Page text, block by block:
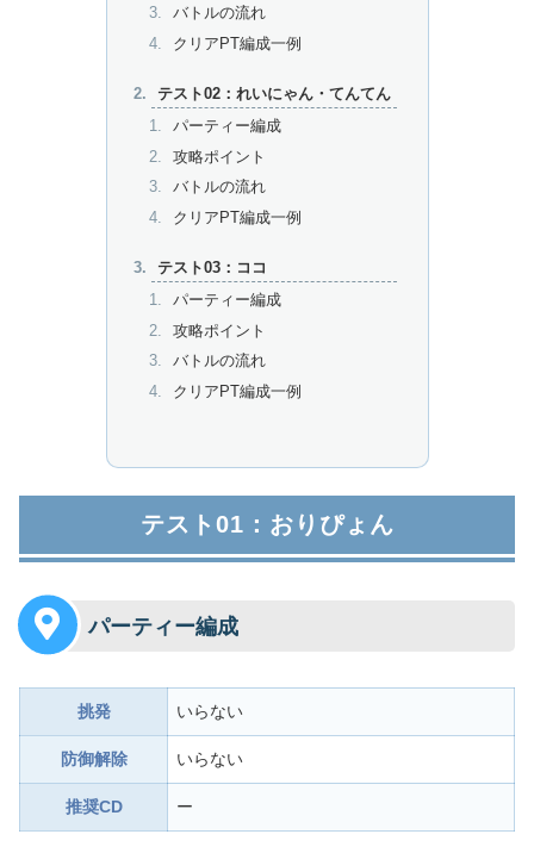
バトルの流れ
クリアPT編成一例
テスト02：れいにゃん・てんてん
パーティー編成
攻略ポイント
バトルの流れ
クリアPT編成一例
テスト03：ココ
パーティー編成
攻略ポイント
バトルの流れ
クリアPT編成一例
テスト01：おりぴょん
パーティー編成
挑発 いらない
防御解除 いらない
推奨CD ー